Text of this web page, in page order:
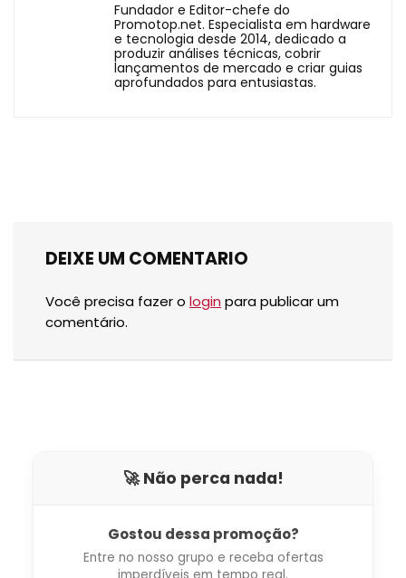
Fundador e Editor-chefe do
Promotop.net. Especialista em hardware
e tecnologia desde 2014, dedicado a
produzir análises técnicas, cobrir
lançamentos de mercado e criar guias
aprofundados para entusiastas.
DEIXE UM COMENTARIO
Você precisa fazer o login para publicar um
comentário.
🚀 Não perca nada!
Gostou dessa promoção?
Entre no nosso grupo e receba ofertas